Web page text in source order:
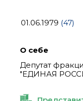
01.06.1979 (47)
О себе
Депутат
"ЕДИНАЯ